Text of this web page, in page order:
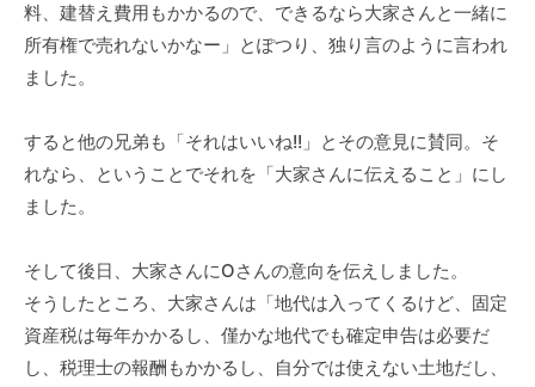
料、建替え費用もかかるので、できるなら大家さんと一緒に
所有権で売れないかなー」とぽつり、独り言のように言われ
ました。
すると他の兄弟も「それはいいね!!」とその意見に賛同。そ
れなら、ということでそれを「大家さんに伝えること」にし
ました。
そして後日、大家さんにОさんの意向を伝えしました。
そうしたところ、大家さんは「地代は入ってくるけど、固定
資産税は毎年かかるし、僅かな地代でも確定申告は必要だ
し、税理士の報酬もかかるし、自分では使えない土地だし、